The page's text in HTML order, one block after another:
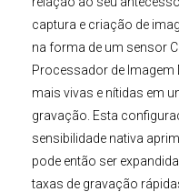
captura e criação de
na forma de um sensor
Processador de Imagem
mais vivas e nítidas em
gravação. Esta
sensibilidade nativa
pode então ser
taxas de gravação